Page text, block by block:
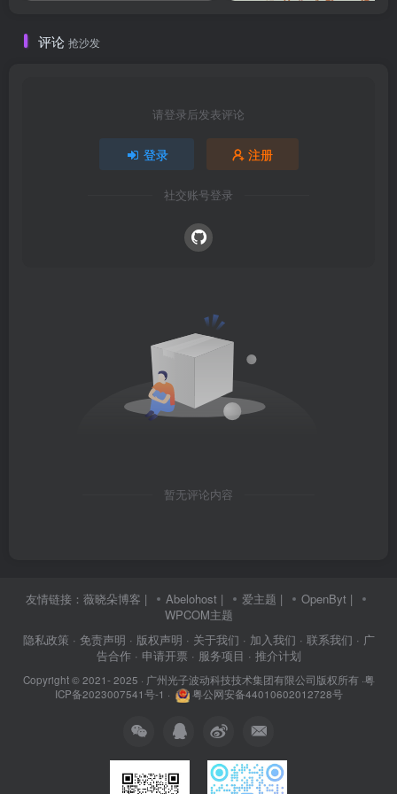
评论 抢沙发
请登录后发表评论
登录 注册
社交账号登录
暂无评论内容
友情链接： 薇晓朵博客 | Abelohost | 爱主题 | OpenByt |
WPCOM主题
隐私政策 · 免责声明 · 版权声明 · 关于我们 · 加入我们 · 联系我们 · 广
告合作 · 申请开票 · 服务项目 · 推介计划
Copyright © 2021- 2025 · 广州光子波动科技技术集团有限公司版权所有·粤
ICP备2023007541号-1 · 粤公网安备44010602012728号